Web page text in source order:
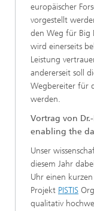
europäischer
vorgestellt
den Weg für Big
wird einerseits
Leistung
andererseit soll
Wegbereiter für
werden.
Vortrag von
enabling the
Unser
diesem Jahr
Uhr einen
Projekt PISTIS
qualitativ